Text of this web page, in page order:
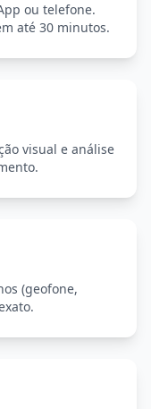
ou telefone.
até 30 minutos.
visual e análise
(geofone,